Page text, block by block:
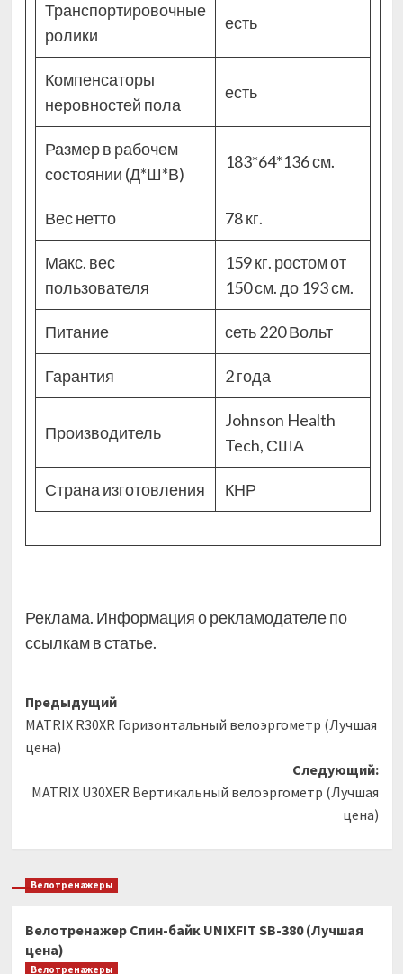
Транспортировочные
ролики
есть
Компенсаторы
неровностей пола
есть
Размер в рабочем
состоянии (Д*Ш*В)
183*64*136 см.
Вес нетто 78 кг.
Макс. вес
пользователя
159 кг. ростом от
150 см. до 193 см.
Питание сеть 220 Вольт
Гарантия 2 года
Производитель
Johnson Health
Tech, США
Страна изготовления КНР
Реклама. Информация о рекламодателе по
ссылкам в статье.
Навигация
записи
Предыдущий
MATRIX R30XR Горизонтальный велоэргометр (Лучшая
цена)
Следующий:
MATRIX U30XER Вертикальный велоэргометр (Лучшая
цена)
Велотренажеры
Велотренажер Спин-байк UNIXFIT SB-380 (Лучшая
цена)
Велотренажеры